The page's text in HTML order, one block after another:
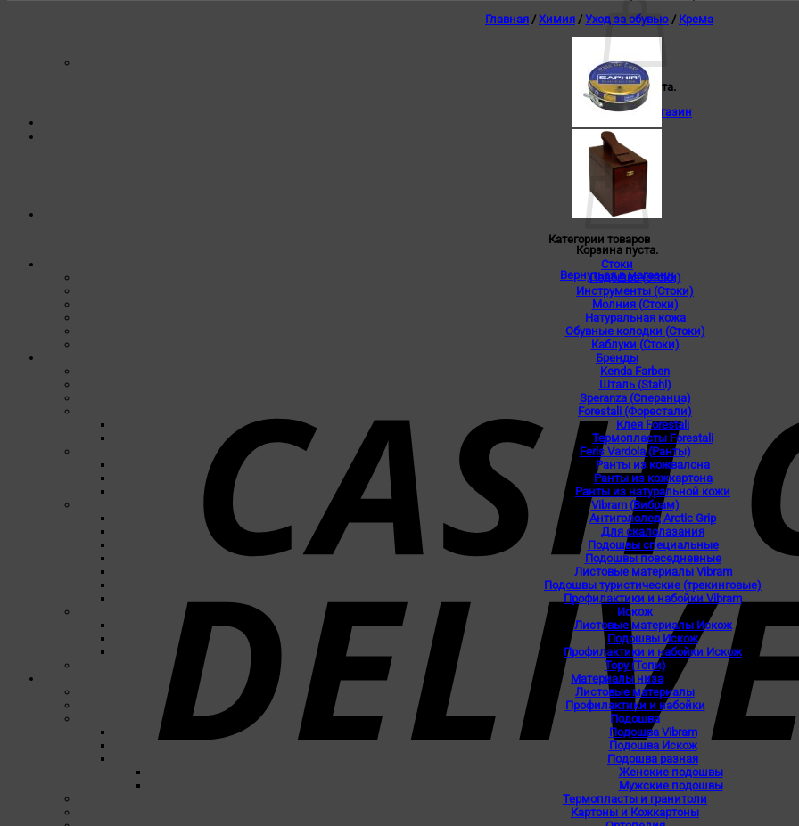
Корзина пуста.
Вернуться в магазин
0
Корзина
Корзина пуста.
Вернуться в магазин
Главная / Химия / Уход за обувью / Крема
Категории товаров
Стоки
Подошва (стоки)
Инструменты (Стоки)
Молния (Стоки)
Натуральная кожа
Обувные колодки (Стоки)
Каблуки (Стоки)
Бренды
Kenda Farben
Шталь (Stahl)
Speranza (Сперанца)
Forestali (Форестали)
Клея Forestali
Термопласты Forestali
Feris Vardola (Ранты)
Ранты из кожвалона
Ранты из кожкартона
Ранты из натуральной кожи
Vibram (Вибрам)
Антигололед Arctic Grip
Для скалолазания
Подошвы специальные
Подошвы повседневные
Листовые материалы Vibram
Подошвы туристические (трекинговые)
Профилактики и набойки Vibram
Искож
Листовые материалы Искож
Подошвы Искож
Профилактики и набойки Искож
Topy (Топи)
Материалы низа
Листовые материалы
Профилактики и набойки
Подошва
Подошва Vibram
Подошва Искож
Подошва разная
Женские подошвы
Мужские подошвы
Термопласты и гранитоли
Картоны и Кожкартоны